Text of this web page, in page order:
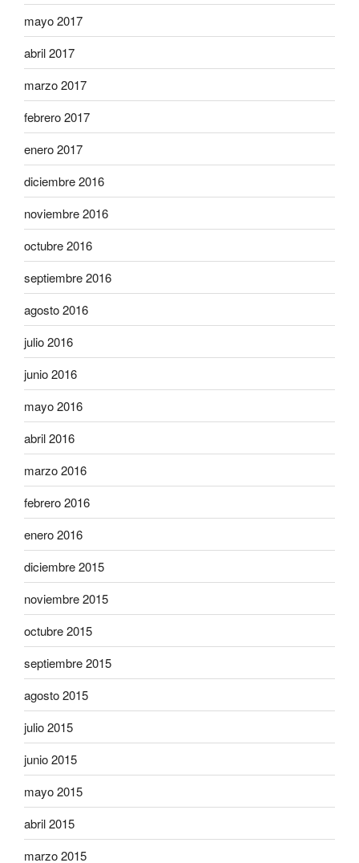
mayo 2017
abril 2017
marzo 2017
febrero 2017
enero 2017
diciembre 2016
noviembre 2016
octubre 2016
septiembre 2016
agosto 2016
julio 2016
junio 2016
mayo 2016
abril 2016
marzo 2016
febrero 2016
enero 2016
diciembre 2015
noviembre 2015
octubre 2015
septiembre 2015
agosto 2015
julio 2015
junio 2015
mayo 2015
abril 2015
marzo 2015